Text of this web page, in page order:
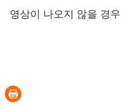
영상이 나오지 않을 경우